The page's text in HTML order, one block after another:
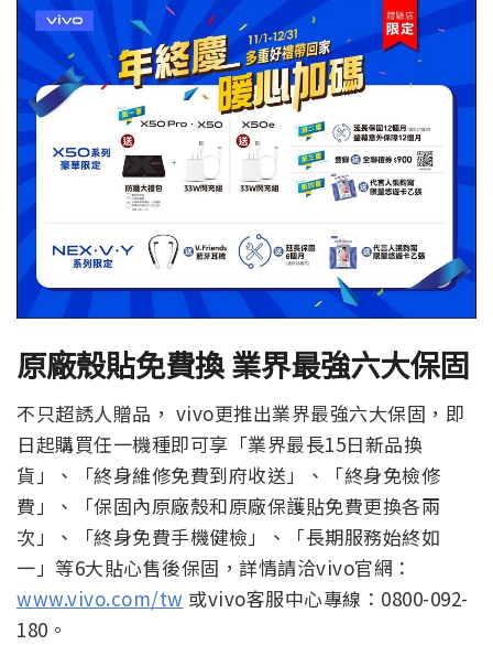
原廠殼貼免費換 業界最強六大保固
不只超誘人贈品， vivo更推出業界最強六大保固，即
日起購買任一機種即可享「業界最長15日新品換
貨」、「終身維修免費到府收送」、「終身免檢修
費」、「保固內原廠殼和原廠保護貼免費更換各兩
次」、「終身免費手機健檢」、「長期服務始終如
一」等6大貼心售後保固，詳情請洽vivo官網：
www.vivo.com/tw 或vivo客服中心專線：0800-092-
180。